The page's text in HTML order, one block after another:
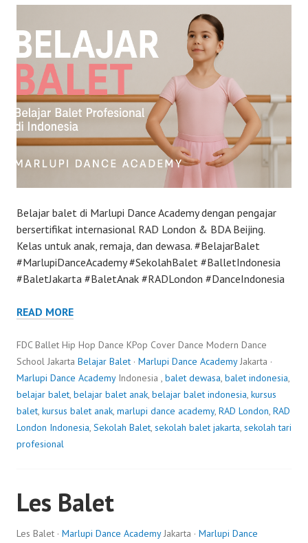
Belajar balet di Marlupi Dance Academy dengan pengajar
bersertifikat internasional RAD London & BDA Beijing.
Kelas untuk anak, remaja, dan dewasa. #BelajarBalet
#MarlupiDanceAcademy #SekolahBalet #BalletIndonesia
#BaletJakarta #BaletAnak #RADLondon #DanceIndonesia
READ MORE
FDC Ballet Hip Hop Dance KPop Cover Dance Modern Dance
School Jakarta Belajar Balet · Marlupi Dance AcademyJakarta ·
Marlupi Dance AcademyIndonesia , balet dewasa, balet indonesia,
belajar balet, belajar balet anak, belajar balet indonesia, kursus
balet, kursus balet anak, marlupi dance academy, RAD London, RAD
London Indonesia, Sekolah Balet, sekolah balet jakarta, sekolah tari
profesional
Les Balet
Les Balet · Marlupi Dance AcademyJakarta · Marlupi Dance